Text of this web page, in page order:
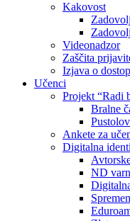
Kakovost
Videonadzor
Zaščita
Izjava o
Učenci
Projekt “Radi
Bralne
Ankete za
Digitalna
ND